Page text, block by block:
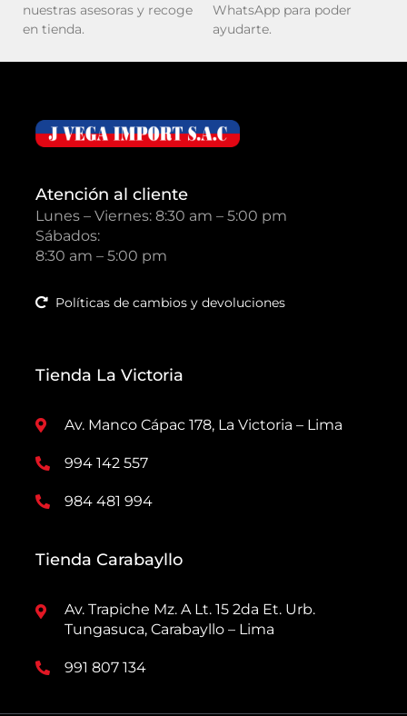
nuestras asesoras y recoge
en tienda.
WhatsApp para poder
ayudarte.
Atención al cliente
Lunes – Viernes: 8:30 am – 5:00 pm
Sábados:
8:30 am – 5:00 pm
Políticas de cambios y devoluciones
Tienda La Victoria
Av. Manco Cápac 178, La Victoria – Lima
994 142 557
984 481 994
Tienda Carabayllo
Av. Trapiche Mz. A Lt. 15 2da Et. Urb.
Tungasuca, Carabayllo – Lima
991 807 134